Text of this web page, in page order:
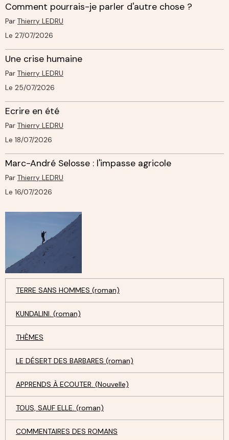
Comment pourrais-je parler d'autre chose ?
Par Thierry LEDRU
Le 27/07/2026
Une crise humaine
Par Thierry LEDRU
Le 25/07/2026
Ecrire en été
Par Thierry LEDRU
Le 18/07/2026
Marc-André Selosse : l'impasse agricole
Par Thierry LEDRU
Le 16/07/2026
TERRE SANS HOMMES (roman)
KUNDALINI. (roman)
THÈMES
LE DÉSERT DES BARBARES (roman)
APPRENDS À ECOUTER. (Nouvelle)
TOUS, SAUF ELLE. (roman)
COMMENTAIRES DES ROMANS